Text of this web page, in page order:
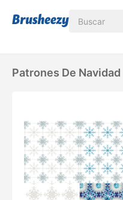
Patrones De Navidad